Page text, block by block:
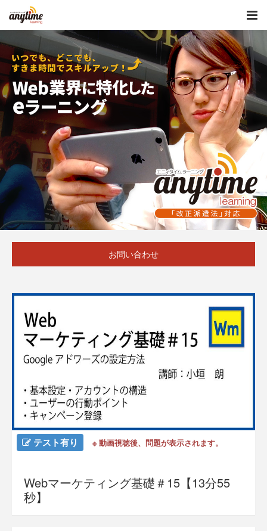
お問い合わせ
テスト有り ※ 動画視聴後、問題が表示されます。
Webマーケティング基礎＃15【13分55
秒】